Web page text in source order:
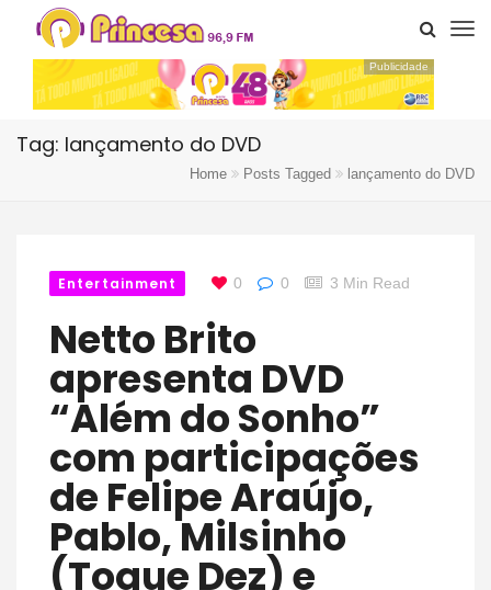
Publicidade
Tag: lançamento do DVD
Home Posts Tagged lançamento do DVD
Entertainment 0 0 3 Min Read
Netto Brito
apresenta DVD
“Além do Sonho”
com participações
de Felipe Araújo,
Pablo, Milsinho
(Toque Dez) e